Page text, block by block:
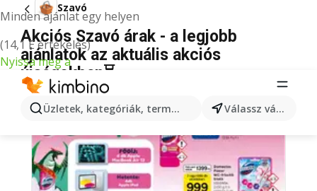
Minden ajánlat egy helyen
(14,1 E értékelés)
Nyissa meg a
Üzletek, kategóriák, termékek keresése... Válassz várost
Szavó
Akciós Szavó árak - a legjobb
ajánlatok az aktuális akciós
újságokban⏳